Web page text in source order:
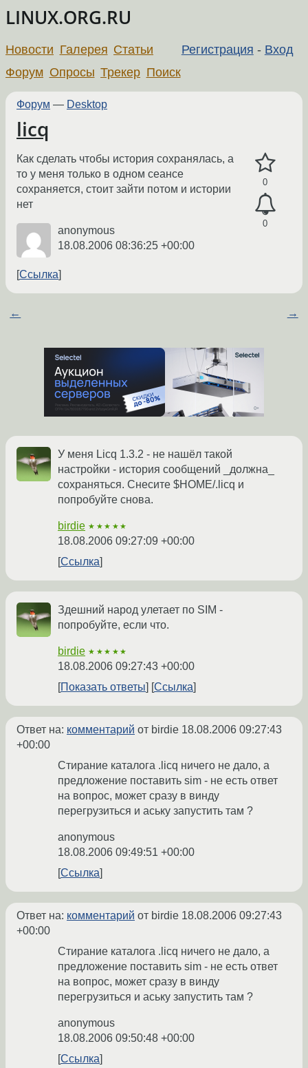
LINUX.ORG.RU
Регистрация - Вход
Новости Галерея Статьи
Форум Опросы Трекер Поиск
Форум — Desktop
licq
0
0
Как сделать чтобы история сохранялась, а
то у меня только в одном сеансе
сохраняется, стоит зайти потом и истории
нет
anonymous
18.08.2006 08:36:25 +00:00
Ссылка
← →
У меня Licq 1.3.2 - не нашёл такой
настройки - история сообщений _должна_
сохраняться. Снесите $HOME/.licq и
попробуйте снова.
birdie ★★★★★
18.08.2006 09:27:09 +00:00
Ссылка
Здешний народ улетает по SIM -
попробуйте, если что.
birdie ★★★★★
18.08.2006 09:27:43 +00:00
Показать ответы
Ссылка
Ответ на: комментарий от birdie 18.08.2006 09:27:43
+00:00
Стирание каталога .licq ничего не дало, а
предложение поставить sim - не есть ответ
на вопрос, может сразу в винду
перегрузиться и аську запустить там ?
anonymous
18.08.2006 09:49:51 +00:00
Ссылка
Ответ на: комментарий от birdie 18.08.2006 09:27:43
+00:00
Стирание каталога .licq ничего не дало, а
предложение поставить sim - не есть ответ
на вопрос, может сразу в винду
перегрузиться и аську запустить там ?
anonymous
18.08.2006 09:50:48 +00:00
Ссылка